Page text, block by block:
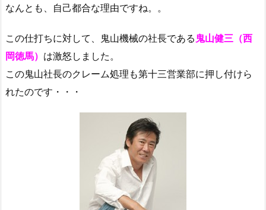
なんとも、自己都合な理由ですね。。
この仕打ちに対して、鬼山機械の社長である 鬼山健三（西
岡徳馬） は激怒しました。
この鬼山社長のクレーム処理も第十三営業部に押し付けら
れたのです・・・